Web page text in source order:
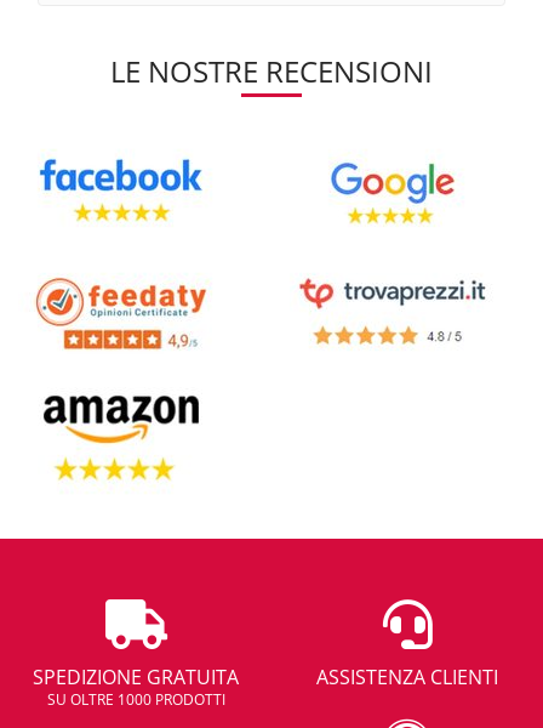
LE NOSTRE RECENSIONI
SPEDIZIONE GRATUITA
SU OLTRE 1000 PRODOTTI
ASSISTENZA CLIENTI